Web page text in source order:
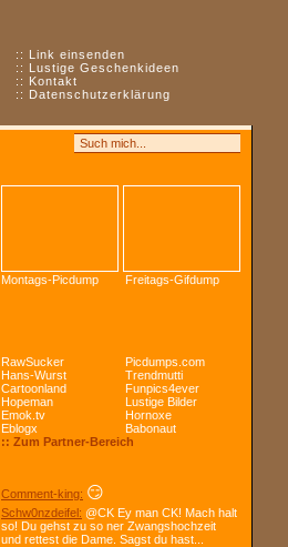
:: Link einsenden
:: Lustige Geschenkideen
:: Kontakt
:: Datenschutzerklärung
Montags-Picdump Freitags-Gifdump
RawSucker
Picdumps.com
Hans-Wurst
Trendmutti
Cartoonland
Funpics4ever
Hopeman
Lustige Bilder
Emok.tv
Hornoxe
Eblogx
Babonaut
:: Zum Partner-Bereich
Comment-king: 😏
Schw0nzdeifel: @CK Ey man CK! Mach halt
so! Du gehst zu so ner Zwangshochzeit
und rettest die Dame. Sagst du hast...